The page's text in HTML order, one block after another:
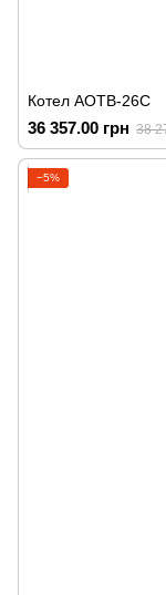
Котел АОТВ-26С
36 357.00 грн 38
−5%